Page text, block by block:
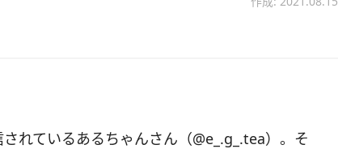
れているあるちゃんさん（@e_.g_.tea）。そ